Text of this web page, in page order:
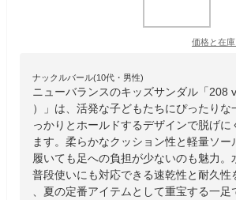
価格と在庫
ナックルバール(10代・男性)
ニューバランスのキッズサンダル「208
）」は、活発な子どもたちにぴったりな
っかりとホールドするデザインで脱げに
ます。柔らかなクッション性と軽量ソー
履いても足への負担が少ないのも魅力。
普段使いにも対応できる速乾性と耐久性
、夏の定番アイテムとして重宝する一足